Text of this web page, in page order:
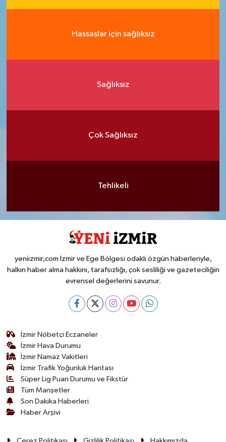
Hassaslar için sağlıksız
Sağlıksız
Çok Sağlıksız
Tehlikeli
yeniizmir,com İzmir ve Ege Bölgesi odaklı özgün haberleriyle,
halkın haber alma hakkını, tarafsızlığı, çok sesliliği ve gazeteciliğin
evrensel değerlerini savunur.
İzmir Nöbetçi Eczaneler
İzmir Hava Durumu
İzmir Namaz Vakitleri
İzmir Trafik Yoğunluk Haritası
Süper Lig Puan Durumu ve Fikstür
Tüm Manşetler
Son Dakika Haberleri
Haber Arşivi